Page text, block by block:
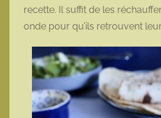
recette. Il suffit de les
onde pour qu’ils retrouvent